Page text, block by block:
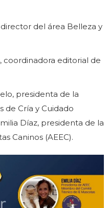
del área Belleza y
coordinadora editorial de
presidenta de la
de Cría y Cuidado
Díaz, presidenta de la
Caninos (AEEC).